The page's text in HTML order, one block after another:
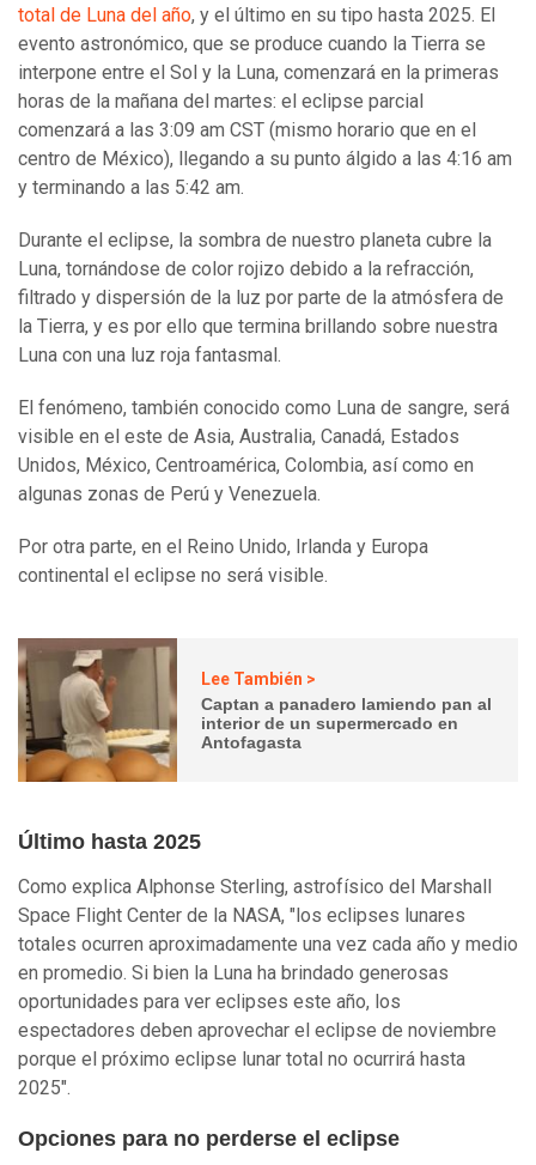
total de Luna del año, y el último en su tipo hasta 2025. El
evento astronómico, que se produce cuando la Tierra se
interpone entre el Sol y la Luna, comenzará en la primeras
horas de la mañana del martes: el eclipse parcial
comenzará a las 3:09 am CST (mismo horario que en el
centro de México), llegando a su punto álgido a las 4:16 am
y terminando a las 5:42 am.
Durante el eclipse, la sombra de nuestro planeta cubre la
Luna, tornándose de color rojizo debido a la refracción,
filtrado y dispersión de la luz por parte de la atmósfera de
la Tierra, y es por ello que termina brillando sobre nuestra
Luna con una luz roja fantasmal.
El fenómeno, también conocido como Luna de sangre, será
visible en el este de Asia, Australia, Canadá, Estados
Unidos, México, Centroamérica, Colombia, así como en
algunas zonas de Perú y Venezuela.
Por otra parte, en el Reino Unido, Irlanda y Europa
continental el eclipse no será visible.
Lee También >
Captan a panadero lamiendo pan al
interior de un supermercado en
Antofagasta
Último hasta 2025
Como explica Alphonse Sterling, astrofísico del Marshall
Space Flight Center de la NASA, "los eclipses lunares
totales ocurren aproximadamente una vez cada año y medio
en promedio. Si bien la Luna ha brindado generosas
oportunidades para ver eclipses este año, los
espectadores deben aprovechar el eclipse de noviembre
porque el próximo eclipse lunar total no ocurrirá hasta
2025".
Opciones para no perderse el eclipse